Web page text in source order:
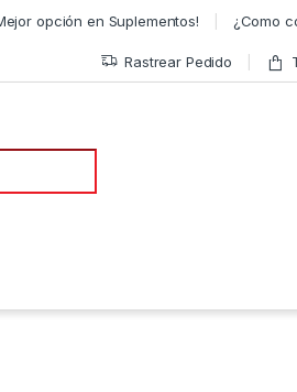
opción en Suplementos! ¿Como
Rastrear Pedido